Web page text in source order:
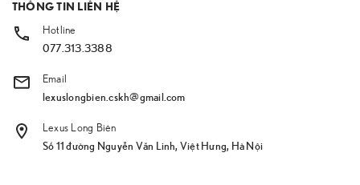
THÔNG TIN LIÊN HỆ
Hotline
077.313.3388
Email
lexuslongbien.cskh@gmail.com
Lexus Long Biên
Số 11 đường Nguyễn Văn Linh, Việt Hưng, Hà Nội